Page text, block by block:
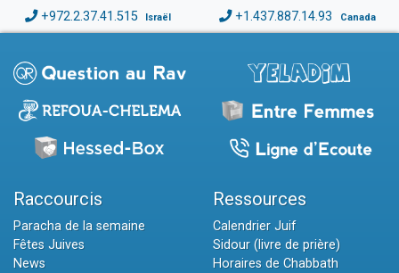
+972.2.37.41.515 Israël +1.437.887.14.93 Canada
Raccourcis
Paracha de la semaine
Fêtes Juives
News
Ressources
Calendrier Juif
Sidour (livre de prière)
Horaires de Chabbath